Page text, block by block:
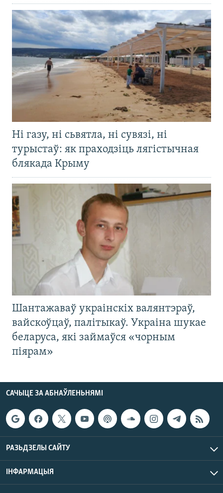
Ні газу, ні сьвятла, ні сувязі, ні
турыстаў: як праходзіць лягістычная
блякада Крыму
Шантажаваў украінскіх валянтэраў,
вайскоўцаў, палітыкаў. Украіна шукае
беларуса, які займаўся «чорным
піярам»
САЧЫЦЕ ЗА АБНАЎЛЕНЬНЯМІ
РАЗЬДЗЕЛЫ САЙТУ
ІНФАРМАЦЫЯ